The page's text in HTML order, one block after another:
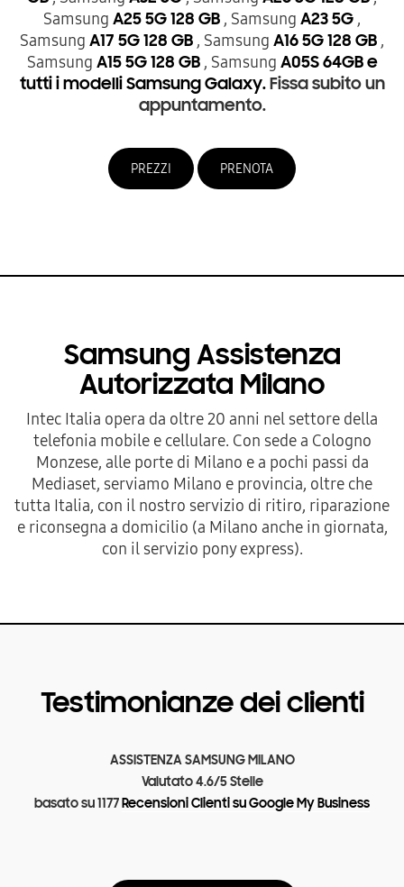
Samsung A25 5G 128 GB , Samsung A23 5G ,
Samsung A17 5G 128 GB , Samsung A16 5G 128 GB ,
Samsung A15 5G 128 GB , Samsung A05S 64GBe
tutti i modelli Samsung Galaxy.Fissa subito un
appuntamento.
PREZZI PRENOTA
Samsung Assistenza
Autorizzata Milano
Intec Italia opera da oltre 20 anni nel settore della
telefonia mobile e cellulare. Con sede a Cologno
Monzese, alle porte di Milano e a pochi passi da
Mediaset, serviamo Milano e provincia, oltre che
tutta Italia, con il nostro servizio di ritiro, riparazione
e riconsegna a domicilio (a Milano anche in giornata,
con il servizio pony express).
Testimonianze dei clienti
ASSISTENZA SAMSUNG MILANO
Valutato4.6/5Stelle
basato su1177Recensioni Clienti su Google My Business